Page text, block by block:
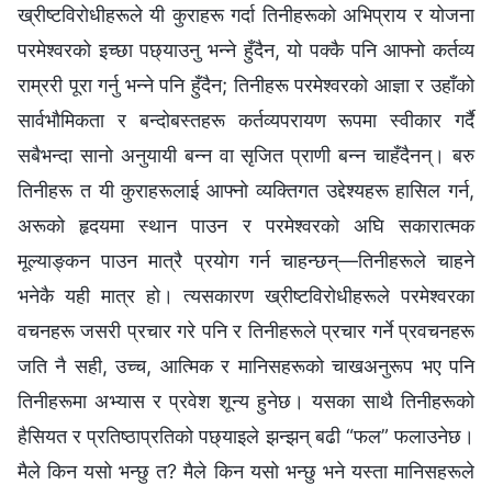
ख्रीष्टविरोधीहरूले यी कुराहरू गर्दा तिनीहरूको अभिप्राय र योजना
परमेश्‍वरको इच्छा पछ्याउनु भन्‍ने हुँदैन, यो पक्कै पनि आफ्नो कर्तव्य
राम्ररी पूरा गर्नु भन्‍ने पनि हुँदैन; तिनीहरू परमेश्‍वरको आज्ञा र उहाँको
सार्वभौमिकता र बन्दोबस्तहरू कर्तव्यपरायण रूपमा स्वीकार गर्दै
सबैभन्दा सानो अनुयायी बन्‍न वा सृजित प्राणी बन्‍न चाहँदैनन्। बरु
तिनीहरू त यी कुराहरूलाई आफ्नो व्यक्तिगत उद्देश्यहरू हासिल गर्न,
अरूको हृदयमा स्थान पाउन र परमेश्‍वरको अघि सकारात्मक
मूल्याङ्कन पाउन मात्रै प्रयोग गर्न चाहन्छन्—तिनीहरूले चाहने
भनेकै यही मात्र हो। त्यसकारण ख्रीष्टविरोधीहरूले परमेश्‍वरका
वचनहरू जसरी प्रचार गरे पनि र तिनीहरूले प्रचार गर्ने प्रवचनहरू
जति नै सही, उच्च, आत्मिक र मानिसहरूको चाखअनुरूप भए पनि
तिनीहरूमा अभ्यास र प्रवेश शून्य हुनेछ। यसका साथै तिनीहरूको
हैसियत र प्रतिष्ठाप्रतिको पछ्याइले झन्झन् बढी “फल” फलाउनेछ।
मैले किन यसो भन्छु त? मैले किन यसो भन्छु भने यस्ता मानिसहरूले